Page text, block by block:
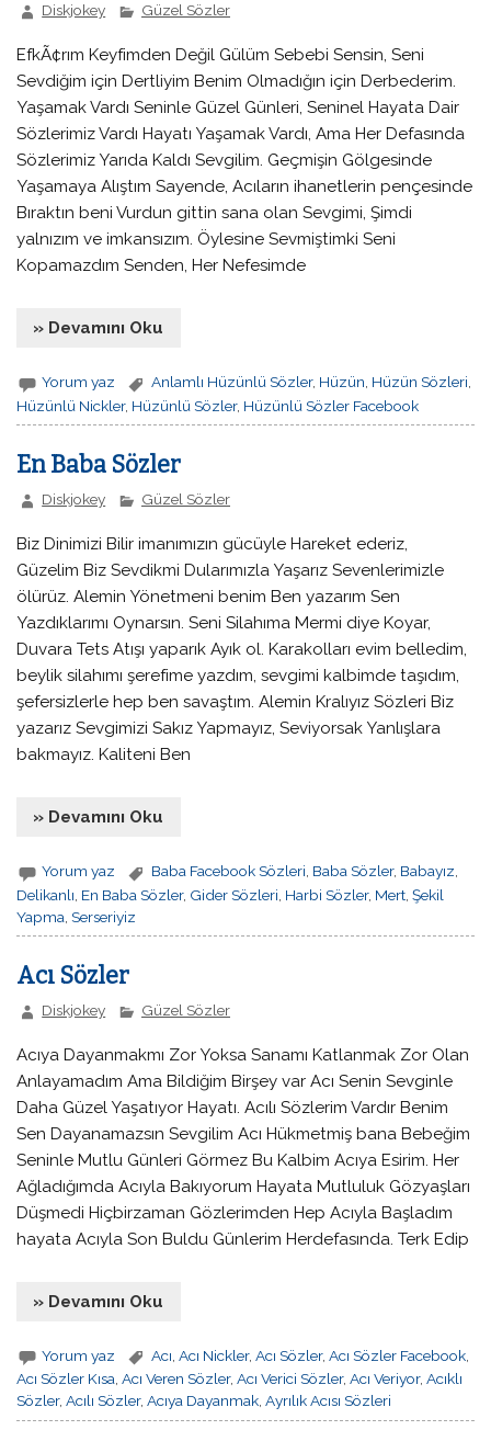
Diskjokey Güzel Sözler
EfkÃ¢rım Keyfimden Değil Gülüm Sebebi Sensin, Seni
Sevdiğim için Dertliyim Benim Olmadığın için Derbederim.
Yaşamak Vardı Seninle Güzel Günleri, Seninel Hayata Dair
Sözlerimiz Vardı Hayatı Yaşamak Vardı, Ama Her Defasında
Sözlerimiz Yarıda Kaldı Sevgilim. Geçmişin Gölgesinde
Yaşamaya Alıştım Sayende, Acıların ihanetlerin pençesinde
Bıraktın beni Vurdun gittin sana olan Sevgimi, Şimdi
yalnızım ve imkansızım. Öylesine Sevmiştimki Seni
Kopamazdım Senden, Her Nefesimde
» Devamını Oku
Yorum yaz Anlamlı Hüzünlü Sözler, Hüzün, Hüzün Sözleri,
Hüzünlü Nickler, Hüzünlü Sözler, Hüzünlü Sözler Facebook
En Baba Sözler
Diskjokey Güzel Sözler
Biz Dinimizi Bilir imanımızın gücüyle Hareket ederiz,
Güzelim Biz Sevdikmi Dularımızla Yaşarız Sevenlerimizle
ölürüz. Alemin Yönetmeni benim Ben yazarım Sen
Yazdıklarımı Oynarsın. Seni Silahıma Mermi diye Koyar,
Duvara Tets Atışı yaparık Ayık ol. Karakolları evim belledim,
beylik silahımı şerefime yazdım, sevgimi kalbimde taşıdım,
şefersizlerle hep ben savaştım. Alemin Kralıyız Sözleri Biz
yazarız Sevgimizi Sakız Yapmayız, Seviyorsak Yanlışlara
bakmayız. Kaliteni Ben
» Devamını Oku
Yorum yaz Baba Facebook Sözleri Baba Sözler, Babayız
Delikanlı En Baba Sözler, Gider Sözleri Harbi Sözler, Mert ,Şekil
Yapma ,Serseriyiz
Acı Sözler
Diskjokey Güzel Sözler
Acıya Dayanmakmı Zor Yoksa Sanamı Katlanmak Zor Olan
Anlayamadım Ama Bildiğim Birşey var Acı Senin Sevginle
Daha Güzel Yaşatıyor Hayatı. Acılı Sözlerim Vardır Benim
Sen Dayanamazsın Sevgilim Acı Hükmetmiş bana Bebeğim
Seninle Mutlu Günleri Görmez Bu Kalbim Acıya Esirim. Her
Ağladığımda Acıyla Bakıyorum Hayata Mutluluk Gözyaşları
Düşmedi Hiçbirzaman Gözlerimden Hep Acıyla Başladım
hayata Acıyla Son Buldu Günlerim Herdefasında. Terk Edip
» Devamını Oku
Yorum yaz Acı ,Acı Nickler,Acı Sözler,Acı Sözler Facebook
Acı Sözler Kısa,Acı Veren Sözler,Acı Verici Sözler,Acı Veriyor,Acıklı
Sözler,Acılı Sözler,Acıya Dayanmak,Ayrılık Acısı Sözleri